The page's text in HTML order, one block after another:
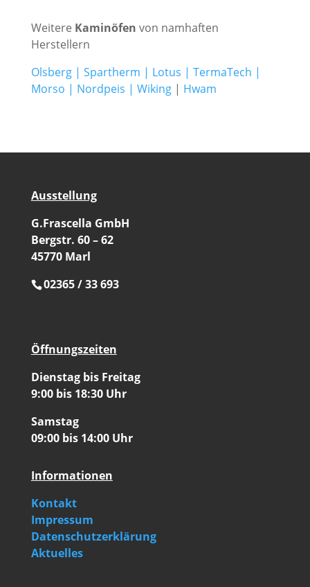
Weitere Kaminöfen von namhaften
Herstellern
Olsberg| Spartherm | Lotus | TermaTech |
Morso | Nordpeis | Wiking| Hwam
Ausstellung
G.Frascella GmbH
Bergstr. 60 – 62
45770 Marl
02365 / 33 693
Öffnungszeiten
Dienstag bis Freitag
9:00 bis 18:30 Uhr
Samstag
09:00 bis 14:00 Uhr
Informationen
Kontakt
Impressum
Datenschutzerklärung
Aktuelles